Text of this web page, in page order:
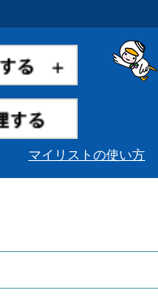
マイリストの使い方